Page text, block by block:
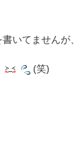
いてませんが、
(笑)